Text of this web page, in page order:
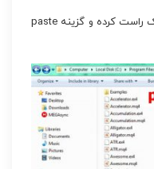
در قسمت خالی از پوشه Indicators کلیک راست کرده و گزینه paste